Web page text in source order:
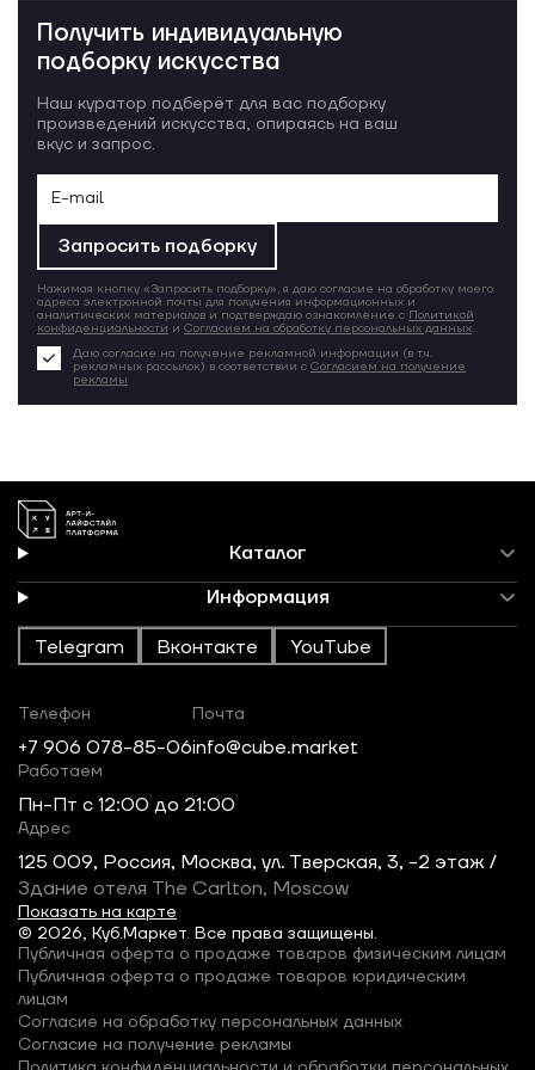
Получить индивидуальную
подборку искусства
Наш куратор подберёт для вас подборку
произведений искусства, опираясь на ваш
вкус и запрос.
Запросить подборку
Нажимая кнопку «Запросить подборку», я даю согласие на обработку моего
адреса электронной почты для получения информационных и
аналитических материалов и подтверждаю ознакомление с Политикой
конфиденциальности и Согласием на обработку персональных данных.
Даю согласие на получение рекламной информации (в т.ч.
рекламных рассылок) в соответствии с Согласием на получение
рекламы
Каталог
Информация
Telegram Вконтакте YouTube
© 2026, Куб.Маркет. Все права защищены.
Телефон
+7 906 078-85-06
Почта
info@cube.market
Работаем
Пн-Пт c 12:00 до 21:00
Адрес
125 009, Россия, Москва, ул. Тверская, 3, -2 этаж /
Здание отеля The Carlton, Moscow
Показать на карте
Публичная оферта о продаже товаров физическим лицам
Публичная оферта о продаже товаров юридическим
лицам
Согласие на обработку персональных данных
Согласие на получение рекламы